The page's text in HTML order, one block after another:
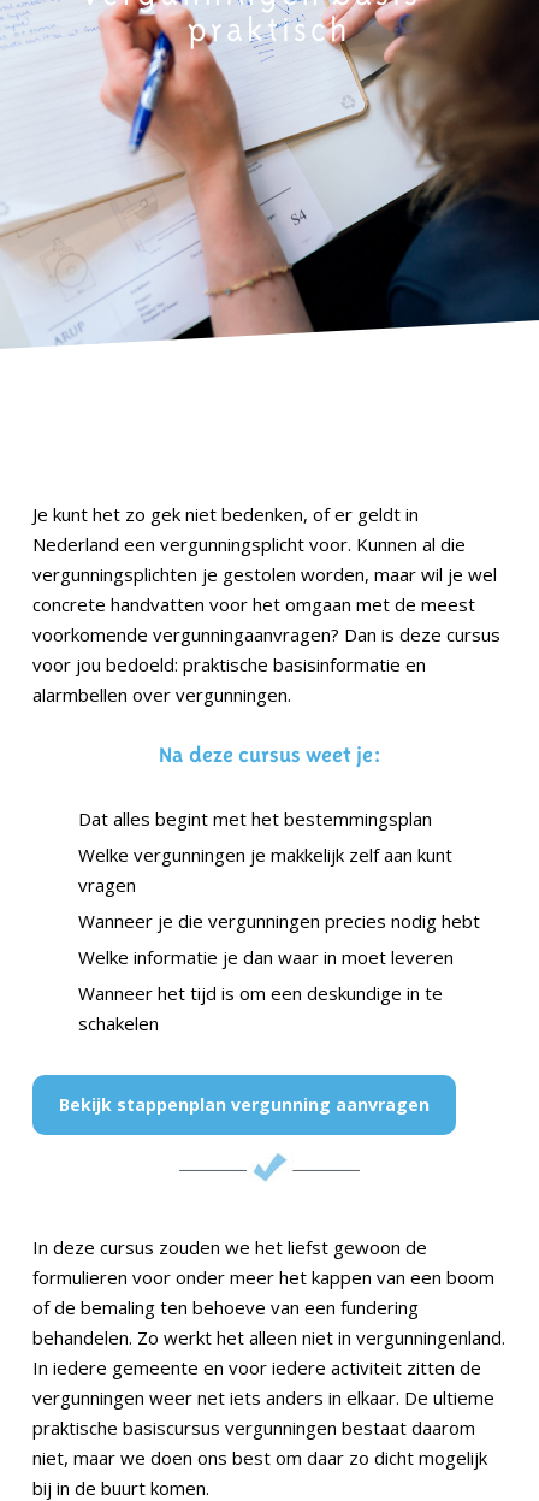
praktisch
Je kunt het zo gek niet bedenken, of er geldt in
Nederland een vergunningsplicht voor. Kunnen al die
vergunningsplichten je gestolen worden, maar wil je wel
concrete handvatten voor het omgaan met de meest
voorkomende vergunningaanvragen? Dan is deze cursus
voor jou bedoeld: praktische basisinformatie en
alarmbellen over vergunningen.
Na deze cursus weet je:
Dat alles begint met het bestemmingsplan
Welke vergunningen je makkelijk zelf aan kunt
vragen
Wanneer je die vergunningen precies nodig hebt
Welke informatie je dan waar in moet leveren
Wanneer het tijd is om een deskundige in te
schakelen
Bekijk stappenplan vergunning aanvragen
In deze cursus zouden we het liefst gewoon de
formulieren voor onder meer het kappen van een boom
of de bemaling ten behoeve van een fundering
behandelen. Zo werkt het alleen niet in vergunningenland.
In iedere gemeente en voor iedere activiteit zitten de
vergunningen weer net iets anders in elkaar. De ultieme
praktische basiscursus vergunningen bestaat daarom
niet, maar we doen ons best om daar zo dicht mogelijk
bij in de buurt komen.